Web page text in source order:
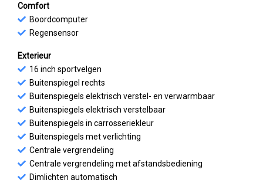
Comfort
Boordcomputer
Regensensor
Exterieur
16 inch sportvelgen
Buitenspiegel rechts
Buitenspiegels elektrisch verstel- en verwarmbaar
Buitenspiegels elektrisch verstelbaar
Buitenspiegels in carrosseriekleur
Buitenspiegels met verlichting
Centrale vergrendeling
Centrale vergrendeling met afstandsbediening
Dimlichten automatisch